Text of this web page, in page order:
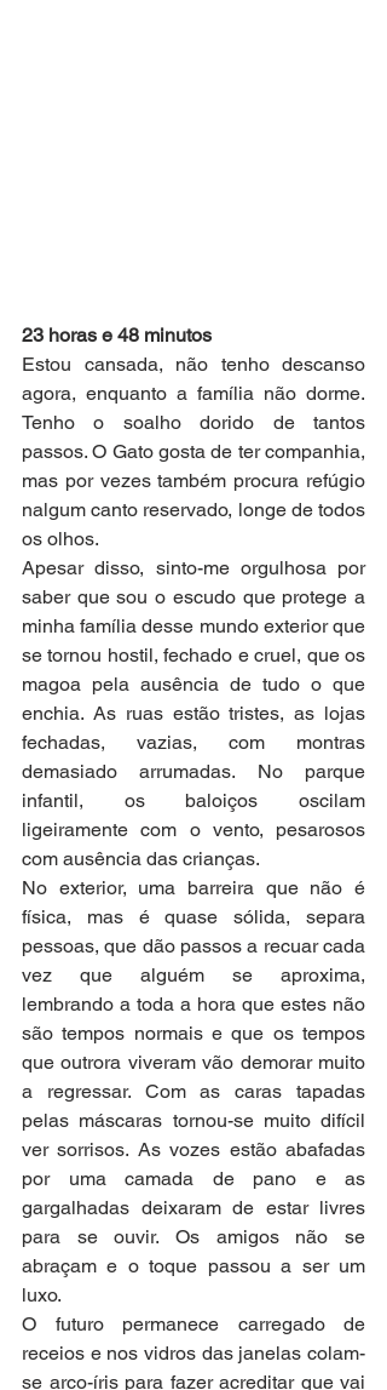
23 horas e 48 minutos
Estou cansada, não tenho descanso
agora, enquanto a família não dorme.
Tenho o soalho dorido de tantos
passos. O Gato gosta de ter companhia,
mas por vezes também procura refúgio
nalgum canto reservado, longe de todos
os olhos.
Apesar disso, sinto-me orgulhosa por
saber que sou o escudo que protege a
minha família desse mundo exterior que
se tornou hostil, fechado e cruel, que os
magoa pela ausência de tudo o que
enchia. As ruas estão tristes, as lojas
fechadas, vazias, com montras
demasiado arrumadas. No parque
infantil, os baloiços oscilam
ligeiramente com o vento, pesarosos
com ausência das crianças.
No exterior, uma barreira que não é
física, mas é quase sólida, separa
pessoas, que dão passos a recuar cada
vez que alguém se aproxima,
lembrando a toda a hora que estes não
são tempos normais e que os tempos
que outrora viveram vão demorar muito
a regressar. Com as caras tapadas
pelas máscaras tornou-se muito difícil
ver sorrisos. As vozes estão abafadas
por uma camada de pano e as
gargalhadas deixaram de estar livres
para se ouvir. Os amigos não se
abraçam e o toque passou a ser um
luxo.
O futuro permanece carregado de
receios e nos vidros das janelas colam-
se arco-íris para fazer acreditar que vai